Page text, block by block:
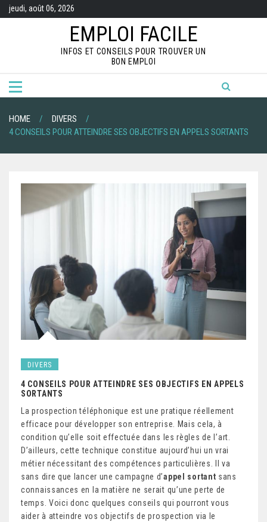
t
jeudi, août 06, 2026
EMPLOI FACILE
INFOS ET CONSEILS POUR TROUVER UN
BON EMPLOI
HOME
DIVERS
4 CONSEILS POUR ATTEINDRE SES OBJECTIFS EN APPELS SORTANTS
DIVERS
4 CONSEILS POUR ATTEINDRE SES OBJECTIFS EN APPELS
SORTANTS
La prospection téléphonique est une pratique réellement
efficace pour développer son entreprise. Mais cela, à
condition qu’elle soit effectuée dans les règles de l’art.
D’ailleurs, cette technique constitue aujourd’hui un vrai
métier nécessitant des compétences particulières. Il va
sans dire que lancer une campagne d’appel sortant sans
connaissances en la matière ne serait qu’une perte de
temps. Voici donc quelques conseils qui pourront vous
aider à atteindre vos objectifs de prospection via le